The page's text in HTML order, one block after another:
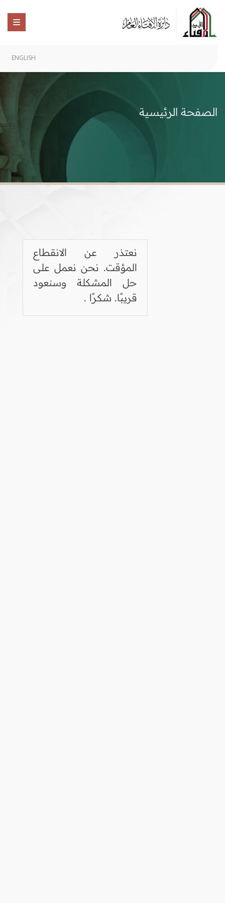
ENGLISH
الصفحة الرئيسية
نعتذر عن الانقطاع
المؤقت. نحن نعمل على
حل المشكلة وسنعود
قريبًا. شكرًا .